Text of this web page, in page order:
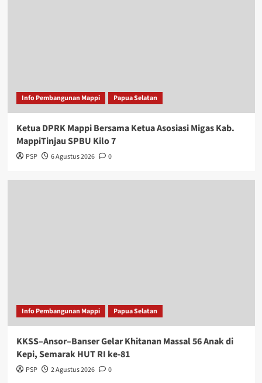
Info Pembangunan Mappi Papua Selatan
Ketua DPRK Mappi Bersama Ketua Asosiasi Migas Kab.
MappiTinjau SPBU Kilo 7
PSP 6 Agustus 2026 0
Info Pembangunan Mappi Papua Selatan
KKSS–Ansor–Banser Gelar Khitanan Massal 56 Anak di
Kepi, Semarak HUT RI ke-81
PSP 2 Agustus 2026 0